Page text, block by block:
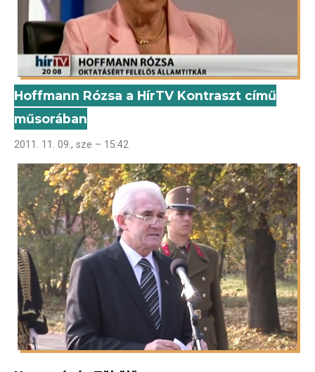
Hoffmann Rózsa a HírTV Kontraszt című
műsorában
2011. 11. 09., sze – 15:42